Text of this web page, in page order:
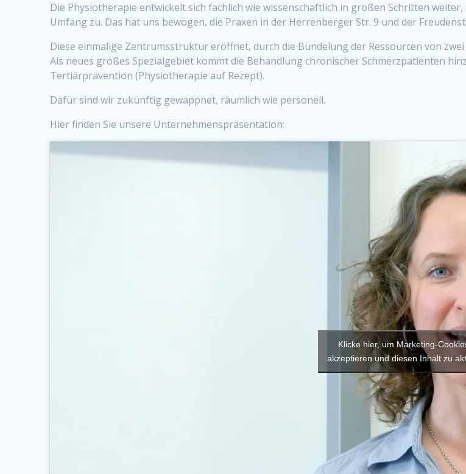
Die Physiotherapie entwickelt sich fachlich wie wissenschaftlich in großen Schritten
Umfang zu. Das hat uns bewogen, die Praxen in der Herrenberger Str. 9 und der
Diese einmalige Zentrumsstruktur eröffnet, durch die Bündelung der Ressourcen von
Als neues großes Spezialgebiet kommt die Behandlung chronischer Schmerzpatienten
Tertiärprävention (Physiotherapie auf Rezept).
Dafür sind wir zukünftig gewappnet, räumlich wie personell.
Hier finden Sie unsere Unternehmenspräsentation:
Klicke hier, um Marketing-
akzeptieren und diesen Inhalt zu